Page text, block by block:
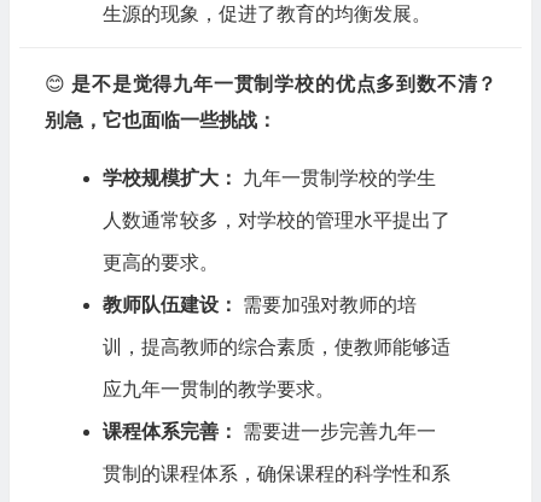
生源的现象，促进了教育的均衡发展。
😊是不是觉得九年一贯制学校的优点多到数不清？
别急，它也面临一些挑战：
学校规模扩大： 九年一贯制学校的学生
人数通常较多，对学校的管理水平提出了
更高的要求。
教师队伍建设： 需要加强对教师的培
训，提高教师的综合素质，使教师能够适
应九年一贯制的教学要求。
课程体系完善： 需要进一步完善九年一
贯制的课程体系，确保课程的科学性和系